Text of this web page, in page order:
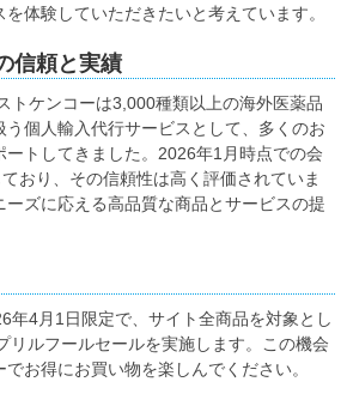
体験していただきたいと考えています。
信頼と実績
トケンコーは3,000種類以上の海外医薬品
個人輸入代行サービスとして、多くのお
トしてきました。2026年1月時点での会
おり、その信頼性は高く評価されていま
ズに応える高品質な商品とサービスの提
年4月1日限定で、サイト全商品を対象とし
リルフールセールを実施します。この機会
お得にお買い物を楽しんでください。